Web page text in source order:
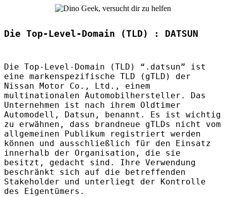
Die Top-Level-Domain (TLD) : DATSUN
Die Top-Level-Domain (TLD ) “.datsun” ist
eine markenspezifische TLD (gTLD) der
Nissan Motor Co., Ltd., einem
multinationalen Automobilhersteller. Das
Unternehmen ist nach ihrem Oldtimer
Automodell, Datsun, benannt. Es ist wichtig
zu erwähnen, dass brandneue gTLDs nicht vom
allgemeinen Publikum registriert werden
können und ausschließlich für den Einsatz
innerhalb der Organisation, die sie
besitzt, gedacht sind. Ihre Verwendung
beschränkt sich auf die betreffenden
Stakeholder und unterliegt der Kontrolle
des Eigentümers.